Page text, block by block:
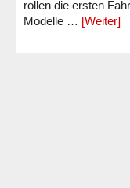
rollen die ersten
Modelle … [Weiter]